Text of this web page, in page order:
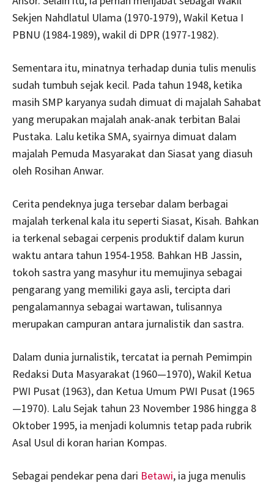
Sekjen Nahdlatul Ulama (1970-1979), Wakil Ketua I
PBNU (1984-1989), wakil di DPR (1977-1982).
Sementara itu, minatnya terhadap dunia tulis menulis
sudah tumbuh sejak kecil. Pada tahun 1948, ketika
masih SMP karyanya sudah dimuat di majalah Sahabat
yang merupakan majalah anak-anak terbitan Balai
Pustaka. Lalu ketika SMA, syairnya dimuat dalam
majalah Pemuda Masyarakat dan Siasat yang diasuh
oleh Rosihan Anwar.
Cerita pendeknya juga tersebar dalam berbagai
majalah terkenal kala itu seperti Siasat, Kisah. Bahkan
ia terkenal sebagai cerpenis produktif dalam kurun
waktu antara tahun 1954-1958. Bahkan HB Jassin,
tokoh sastra yang masyhur itu memujinya sebagai
pengarang yang memiliki gaya asli, tercipta dari
pengalamannya sebagai wartawan, tulisannya
merupakan campuran antara jurnalistik dan sastra.
Dalam dunia jurnalistik, tercatat ia pernah Pemimpin
Redaksi Duta Masyarakat (1960—1970), Wakil Ketua
PWI Pusat (1963), dan Ketua Umum PWI Pusat (1965
—1970). Lalu Sejak tahun 23 November 1986 hingga 8
Oktober 1995, ia menjadi kolumnis tetap pada rubrik
Asal Usul di koran harian Kompas.
Sebagai pendekar pena dari Betawi, ia juga menulis